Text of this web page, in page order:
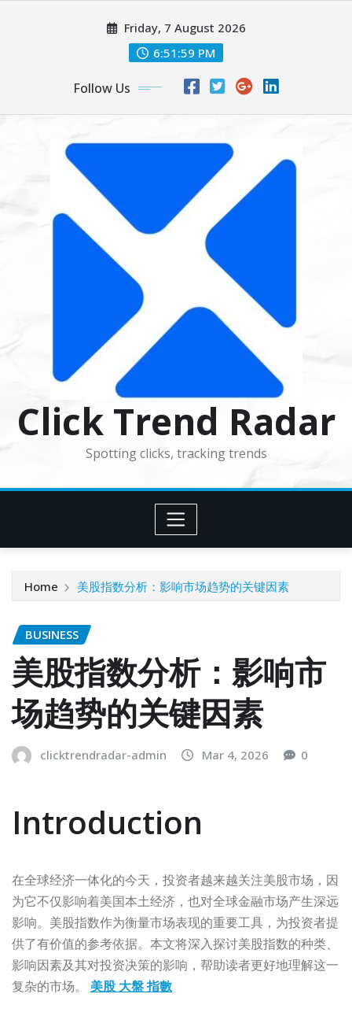
Friday, 7 August 2026
6:52:00 PM
Follow Us
Click Trend Radar
Spotting clicks, tracking trends
Home 美股指数分析：影响市场趋势的关键因素
BUSINESS
美股指数分析：影响市
场趋势的关键因素
clicktrendradar-admin Mar 4, 2026 0
Introduction
在全球经济一体化的今天，投资者越来越关注美股市场，因
为它不仅影响着美国本土经济，也对全球金融市场产生深远
影响。美股指数作为衡量市场表现的重要工具，为投资者提
供了有价值的参考依据。本文将深入探讨美股指数的种类、
影响因素及其对投资决策的影响，帮助读者更好地理解这一
复杂的市场。 美股 大盤 指數